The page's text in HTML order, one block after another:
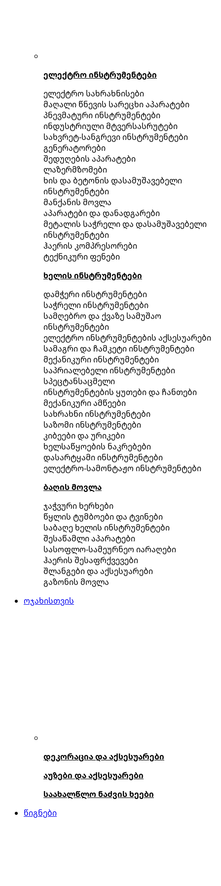
ელექტრო ინსტრუმენტები
ელექტრო სახრახნისები
მაღალი წნევის სარეცხი აპარატები
პნევმატური ინსტრუმენტები
ინდუსტრიული მტვერსასრუტები
სახვრეტ-სანგრევი ინსტრუმენტები
გენერატორები
შედუღების აპარატები
ლაზერმზომები
ხის და ბეტონის დასამუშავებელი
ინსტრუმენტები
მანქანის მოვლა
აპარატები და დანადგარები
მეტალის საჭრელი და დასამუშავებელი
ინსტრუმენტები
ჰაერის კომპრესორები
ტექნიკური ფენები
ხელის ინსტრუმენტები
დამჭერი ინსტრუმენტები
საჭრელი ინსტრუმენტები
სამღებრო და ქვაზე სამუშაო
ინსტრუმენტები
ელექტრო ინსტრუმენტების აქსესუარები
სამაგრი და ჩამკეტი ინსტრუმენტები
მექანიკური ინსტრუმენტები
საპრიალებელი ინსტრუმენტები
სპეცტანსაცმელი
ინსტრუმენტების ყუთები და ჩანთები
მექანიკური ამწეები
სახრახნი ინსტრუმენტები
საზომი ინსტრუმენტები
კიბეები და ურიკები
ხელსაწყოების ნაკრებები
დასარტყამი ინსტრუმენტები
ელექტრო-სამონტაჟო ინსტრუმენტები
ბაღის მოვლა
ჯაჭვური ხერხები
წყლის ტუმბოები და ტვინები
საბაღე ხელის ინსტრუმენტები
შესაწამლი აპარატები
სასოფლო-სამეურნეო იარაღები
ჰაერის შესაფრქვევები
შლანგები და აქსესუარები
გაზონის მოვლა
ოჯახისთვის
დეკორაცია და აქსესუარები
აუზები და აქსესუარები
საახალწლო ნაძვის ხეები
წიგნები